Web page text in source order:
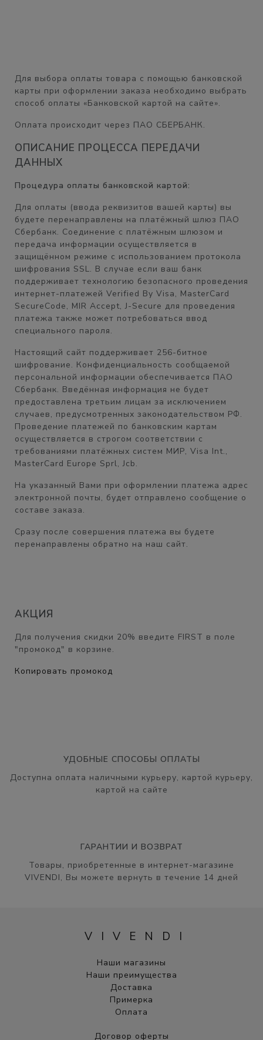
Для выбора оплаты товара с помощью банковской
карты при оформлении заказа необходимо выбрать
способ оплаты «Банковской картой на сайте».
Оплата происходит через ПАО СБЕРБАНК.
ОПИСАНИЕ ПРОЦЕССА ПЕРЕДАЧИ
ДАННЫХ
Процедура оплаты банковской картой:
Для оплаты (ввода реквизитов вашей карты) вы
будете перенаправлены на платёжный шлюз ПАО
Сбербанк. Соединение с платёжным шлюзом и
передача информации осуществляется в
защищённом режиме с использованием протокола
шифрования SSL. В случае если ваш банк
поддерживает технологию безопасного проведения
интернет-платежей Verified By Visa, MasterCard
SecureCode, MIR Accept, J-Secure для проведения
платежа также может потребоваться ввод
специального пароля.
Настоящий сайт поддерживает 256-битное
шифрование. Конфиденциальность сообщаемой
персональной информации обеспечивается ПАО
Сбербанк. Введённая информация не будет
предоставлена третьим лицам за исключением
случаев, предусмотренных законодательством РФ.
Проведение платежей по банковским картам
осуществляется в строгом соответствии с
требованиями платёжных систем МИР, Visa Int.,
MasterCard Europe Sprl, Jcb.
На указанный Вами при оформлении платежа адрес
электронной почты, будет отправлено сообщение о
составе заказа.
Сразу после совершения платежа вы будете
перенаправлены обратно на наш сайт.
АКЦИЯ
Для получения скидки 20% введите FIRST в поле
"промокод" в корзине.
Копировать промокод
УДОБНЫЕ СПОСОБЫ ОПЛАТЫ
Доступна оплата наличными курьеру, картой курьеру,
картой на сайте
ГАРАНТИИ И ВОЗВРАТ
Товары, приобретенные в интернет-магазине
VIVENDI, Вы можете вернуть в течение 14 дней
VIVENDI
Наши магазины
Наши преимущества
Доставка
Примерка
Оплата
Договор оферты